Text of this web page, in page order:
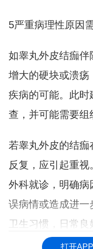
5严重病理性原因
如睾丸外皮结痂
增大的硬块或溃
疾病的可能。此时
查，并可能需要组
若睾丸外皮的结
反复，应引起重
外科就诊，明确病
误病情或造成进
卫生习惯，日常
题的关键。
打开